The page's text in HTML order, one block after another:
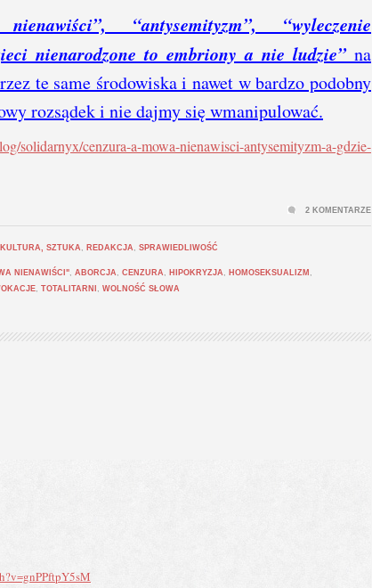
“antysemityzm”, “wyleczenie
nienarodzone to embriony a nie ludzie” na
te same środowiska i nawet w bardzo podobny
rozsądek i nie dajmy się wmanipulować.
solidarnyx/cenzura-a-mowa-nienawisci-antysemityzm-a-gdzie-
SZTUKA , REDAKCJA , SPRAWIEDLIWOŚĆ
NIENAWIŚCI", ABORCJA , CENZURA , HIPOKRYZJA , HOMOSEKSUALIZM ,
, TOTALITARNI , WOLNOŚĆ SŁOWA
2 KOMENTARZE